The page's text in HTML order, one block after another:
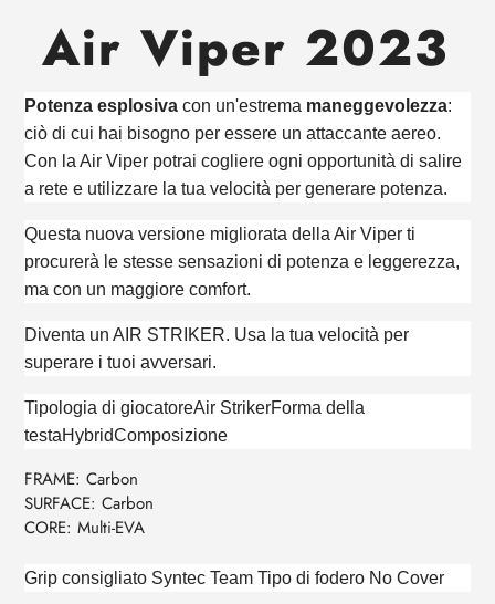
prodotto
carrello
Air Viper 2023
Potenza esplosiva con un'estrema maneggevolezza:
ciò di cui hai bisogno per essere un attaccante aereo.
Con la Air Viper potrai cogliere ogni opportunità di salire
a rete e utilizzare la tua velocità per generare potenza.
Questa nuova versione migliorata della Air Viper ti
procurerà le stesse sensazioni di potenza e leggerezza,
ma con un maggiore comfort.
Diventa un AIR STRIKER. Usa la tua velocità per
superare i tuoi avversari.
Tipologia di giocatoreAir StrikerForma della
testaHybridComposizione
FRAME: Carbon
SURFACE: Carbon
CORE: Multi-EVA
Grip consigliato Syntec Team Tipo di fodero No Cover